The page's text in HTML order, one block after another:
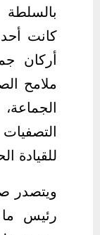
كانت
أركان
ملامح
للقيادة
ويتصدر
رئيس ما